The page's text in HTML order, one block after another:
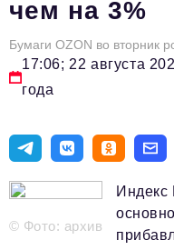
Персона номера
Юридический практикум
Стиль жизни
Импортозамещение
ОПК
Эксперты
чем на 3%
Бумаги OZON во вторник
17:06; 22 августа
года
© Фото: архив